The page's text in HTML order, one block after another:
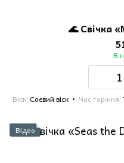
🌊 Свічка
В
Віск Соєвий віск Час горіння
Відео